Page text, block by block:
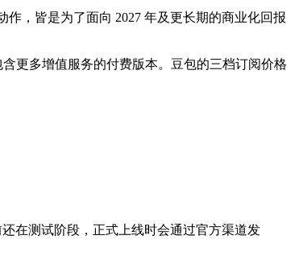
，皆是为了面向 2027 年及更长期的商业化回报
更多增值服务的付费版本。豆包的三档订阅价格
在测试阶段，正式上线时会通过官方渠道发